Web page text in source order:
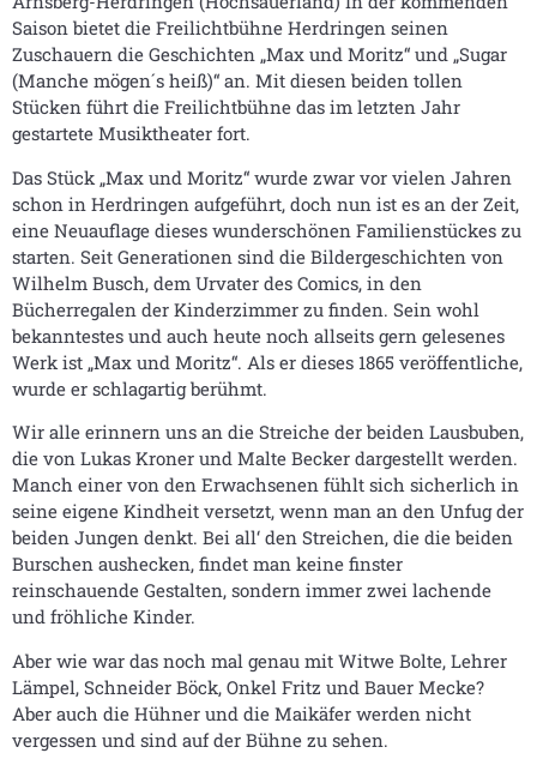
Saison bietet die Freilichtbühne Herdringen seinen
Zuschauern die Geschichten „Max und Moritz“ und „Sugar
(Manche mögen´s heiß)“ an. Mit diesen beiden tollen
Stücken führt die Freilichtbühne das im letzten Jahr
gestartete Musiktheater fort.
Das Stück „Max und Moritz“ wurde zwar vor vielen Jahren
schon in Herdringen aufgeführt, doch nun ist es an der Zeit,
eine Neuauflage dieses wunderschönen Familienstückes zu
starten. Seit Generationen sind die Bildergeschichten von
Wilhelm Busch, dem Urvater des Comics, in den
Bücherregalen der Kinderzimmer zu finden. Sein wohl
bekanntestes und auch heute noch allseits gern gelesenes
Werk ist „Max und Moritz“. Als er dieses 1865 veröffentliche,
wurde er schlagartig berühmt.
Wir alle erinnern uns an die Streiche der beiden Lausbuben,
die von Lukas Kroner und Malte Becker dargestellt werden.
Manch einer von den Erwachsenen fühlt sich sicherlich in
seine eigene Kindheit versetzt, wenn man an den Unfug der
beiden Jungen denkt. Bei all‘ den Streichen, die die beiden
Burschen aushecken, findet man keine finster
reinschauende Gestalten, sondern immer zwei lachende
und fröhliche Kinder.
Aber wie war das noch mal genau mit Witwe Bolte, Lehrer
Lämpel, Schneider Böck, Onkel Fritz und Bauer Mecke?
Aber auch die Hühner und die Maikäfer werden nicht
vergessen und sind auf der Bühne zu sehen.